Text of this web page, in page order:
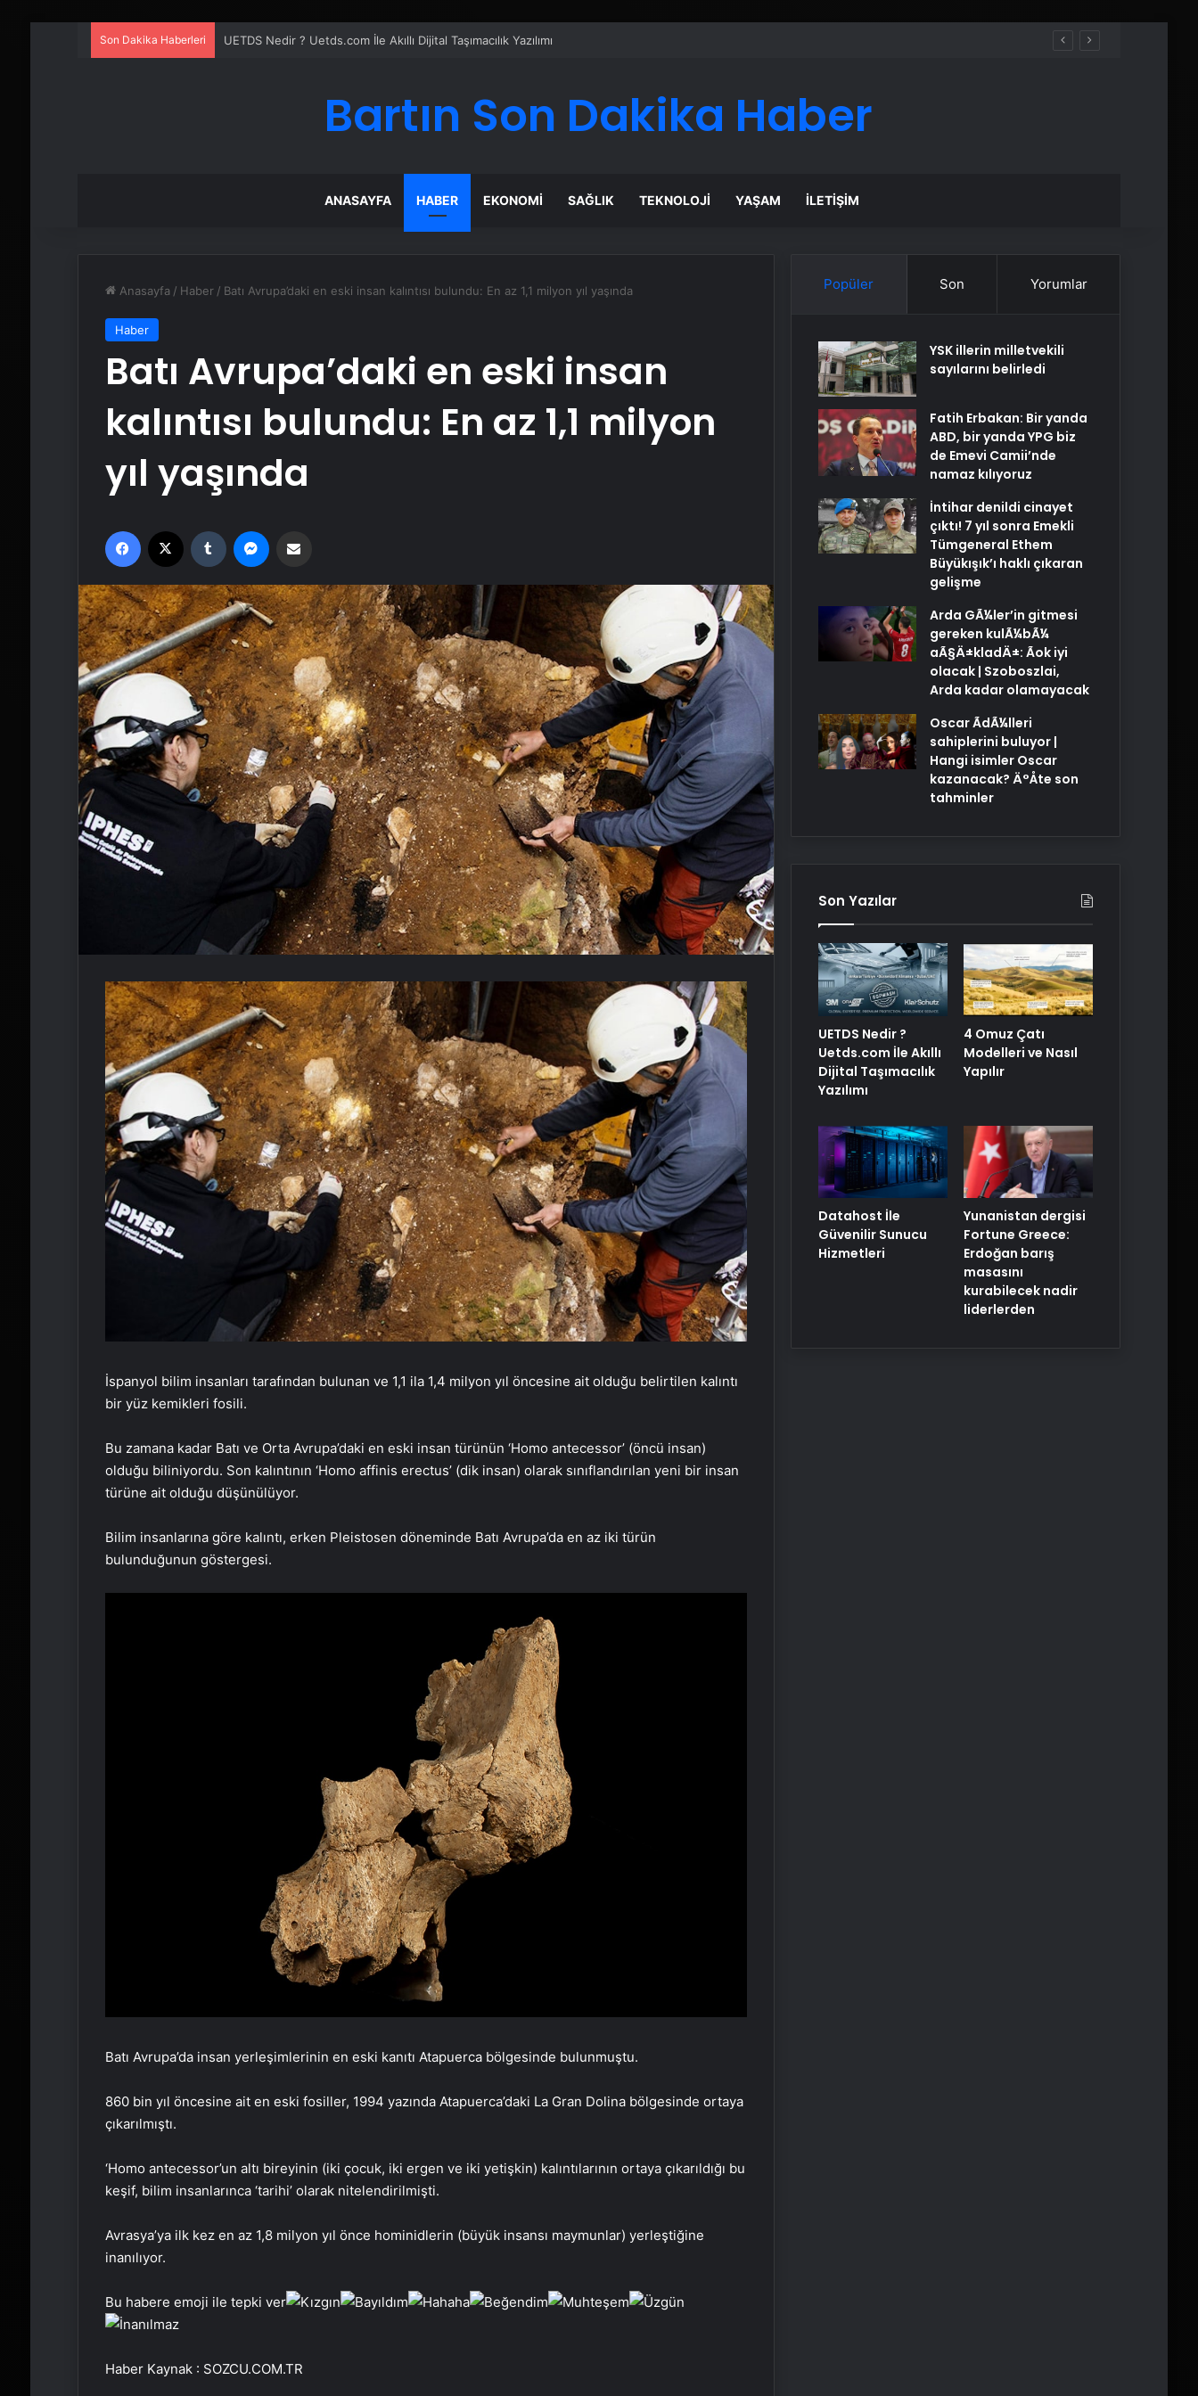
Son Dakika Haberleri 4 Omuz Çatı Modelleri ve Nasıl Yapılır
Bartın Son Dakika Haber
ANASAYFA HABER EKONOMI SAĞLIK TEKNOLOJI YAŞAM İLETIŞIM
Anasayfa / Haber / Batı Avrupa’daki en eski insan kalıntısı bulundu: En az 1,1 milyon yıl yaşında
Haber
Batı Avrupa’daki en eski insan
kalıntısı bulundu: En az 1,1 milyon
yıl yaşında
Facebook Tumblr
İspanyol bilim insanları tarafından bulunan ve 1,1 ila 1,4 milyon yıl öncesine ait olduğu belirtilen kalıntı
bir yüz kemikleri fosili.
Bu zamana kadar Batı ve Orta Avrupa’daki en eski insan türünün ‘Homo antecessor’ (öncü insan)
olduğu biliniyordu. Son kalıntının ‘Homo affinis erectus’ (dik insan) olarak sınıflandırılan yeni bir insan
türüne ait olduğu düşünülüyor.
Bilim insanlarına göre kalıntı, erken Pleistosen döneminde Batı Avrupa’da en az iki türün
bulunduğunun göstergesi.
Batı Avrupa’da insan yerleşimlerinin en eski kanıtı Atapuerca bölgesinde bulunmuştu.
860 bin yıl öncesine ait en eski fosiller, 1994 yazında Atapuerca’daki La Gran Dolina bölgesinde ortaya
çıkarılmıştı.
‘Homo antecessor’un altı bireyinin (iki çocuk, iki ergen ve iki yetişkin) kalıntılarının ortaya çıkarıldığı bu
keşif, bilim insanlarınca ‘tarihi’ olarak nitelendirilmişti.
Avrasya’ya ilk kez en az 1,8 milyon yıl önce hominidlerin (büyük insansı maymunlar) yerleştiğine
inanılıyor.
Bu habere emoji ile tepki ver
Haber Kaynak : SOZCU.COM.TR
üzerinden gittiği ortaya çıktı
Dünyaca ünlü rock pop grubu
OneRepublic, Maximum Uniq
Popüler Son Yorumlar
YSK illerin milletvekili
sayılarını belirledi
Fatih Erbakan: Bir yanda
ABD, bir yanda YPG biz
de Emevi Camii’nde
namaz kılıyoruz
İntihar denildi cinayet
çıktı! 7 yıl sonra Emekli
Tümgeneral Ethem
Büyükışık’ı haklı çıkaran
gelişme
Arda GÃ¼ler’in gitmesi
gereken kulÃ¼bÃ¼
aÃ§Ä±kladÄ±: Ãok iyi
olacak | Szoboszlai,
Arda kadar olamayacak
Oscar ÃdÃ¼lleri
sahiplerini buluyor |
Hangi isimler Oscar
kazanacak? Ä°Åte son
tahminler
Son Yazılar
UETDS Nedir ?
Uetds.com İle Akıllı
Dijital Taşımacılık
Yazılımı
4 Omuz Çatı
Modelleri ve Nasıl
Yapılır
Datahost İle
Güvenilir Sunucu
Hizmetleri
Yunanistan dergisi
Fortune Greece:
Erdoğan barış
masasını
kurabilecek nadir
liderlerden